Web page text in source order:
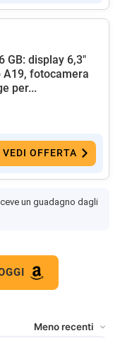
GB: display 6,3"
A19, fotocamera
per...
VEDI OFFERTA
un guadagno dagli